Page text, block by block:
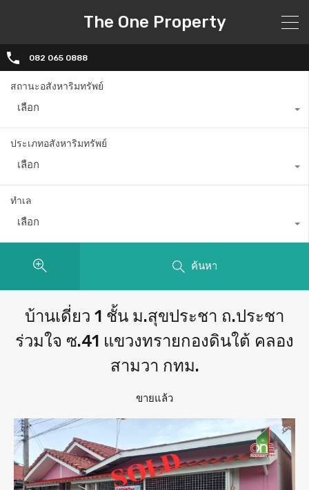
The One Property
082 065 0888
สถานะอสังหาริมทรัพย์
เลือก
ประเภทอสังหาริมทรัพย์
เลือก
ทำเล
เลือก
ค้นหา
บ้านเดี่ยว 1 ชั้น ม.สุขประชา ถ.ประชา
ร่วมใจ ซ.41 แขวงทรายกองดินใต้ คลอง
สามวา กทม.
ขายแล้ว